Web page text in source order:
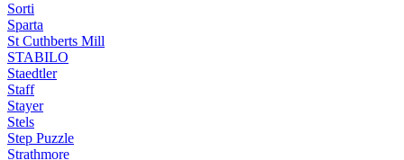
Sorti
Sparta
St Cuthberts Mill
STABILO
Staedtler
Staff
Stayer
Stels
Step Puzzle
Strathmore